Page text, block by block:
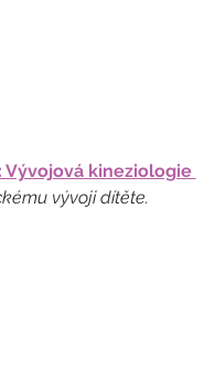
Vývojová kineziologie
vývoji dítěte.